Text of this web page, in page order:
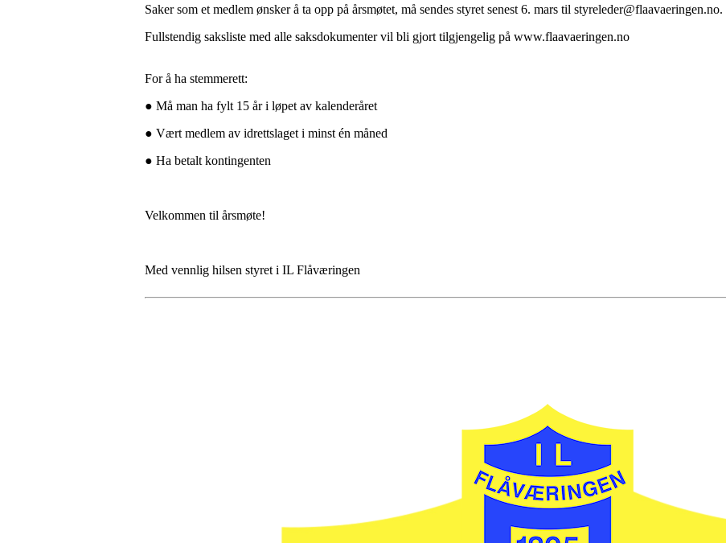
Saker som et medlem ønsker å ta opp på årsmøtet, må sendes styret senest 6. mars til styreleder@flaavaeringen.no.
Fullstendig saksliste med alle saksdokumenter vil bli gjort tilgjengelig på www.flaavaeringen.no
For å ha stemmerett:
● Må man ha fylt 15 år i løpet av kalenderåret
● Vært medlem av idrettslaget i minst én måned
● Ha betalt kontingenten
Velkommen til årsmøte!
Med vennlig hilsen styret i IL Flåværingen